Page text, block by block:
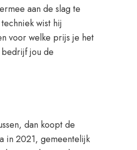
aan de slag te
wist hij
voor welke prijs je het
jou de
dan koopt de
in 2021, gemeentelijk